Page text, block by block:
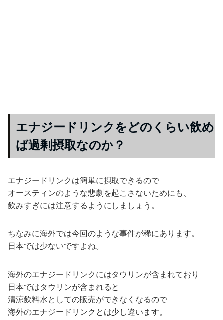
エナジードリンクをどのくらい飲め
ば過剰摂取なのか？
エナジードリンクは簡単に摂取できるので
オースティンのような悲劇を起こさないためにも、
飲みすぎには注意するようにしましょう。
ちなみに海外では今回のような事件が稀にあります。
日本では少ないですよね。
海外のエナジードリンクにはタウリンが含まれており
日本ではタウリンが含まれると
清涼飲料水としての販売ができなくなるので
海外のエナジードリンクとは少し違います。